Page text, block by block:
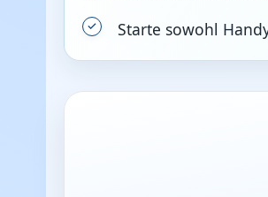
Starte sowohl